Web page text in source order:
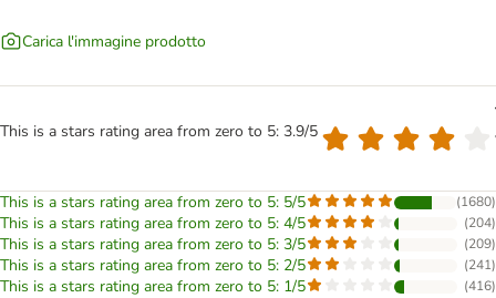
Carica l'immagine prodotto
This is a stars rating area from zero to 5: 3.9/5
This is a stars rating area from zero to 5: 5/5 (1680)
This is a stars rating area from zero to 5: 4/5 (204)
This is a stars rating area from zero to 5: 3/5 (209)
This is a stars rating area from zero to 5: 2/5 (241)
This is a stars rating area from zero to 5: 1/5 (416)